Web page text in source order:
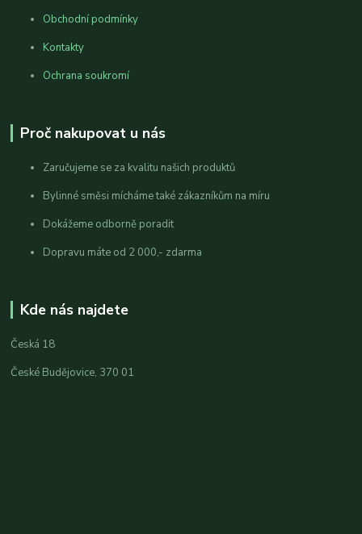
Obchodní podmínky
Kontakty
Ochrana soukromí
Proč nakupovat u nás
Zaručujeme se za kvalitu našich produktů
Bylinné směsi mícháme také zákazníkům na míru
Dokážeme odborně poradit
Dopravu máte od 2 000,- zdarma
Kde nás najdete
Česká 18
České Budějovice, 370 01